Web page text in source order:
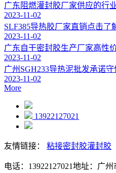
广东阻燃灌封胶厂家供应的行
2023-11-02
SLF385导热胶厂家直销点击了
2023-11-02
广东自干密封胶生产厂家高性
2023-11-02
广州SGH233导热泥批发承诺
2023-11-02
More
13922127021
友情链接： 粘接密封胶灌封胶
电话：13922127021地址：广州